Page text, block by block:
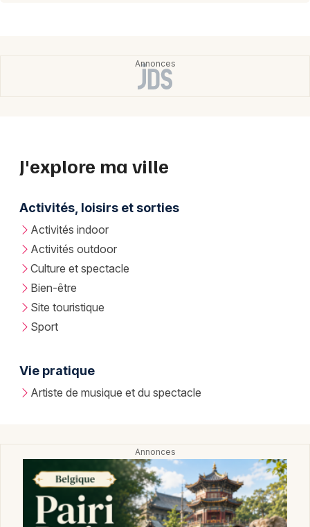
J'explore ma ville
Activités, loisirs et sorties
Activités indoor
Activités outdoor
Culture et spectacle
Bien-être
Site touristique
Sport
Vie pratique
Artiste de musique et du spectacle